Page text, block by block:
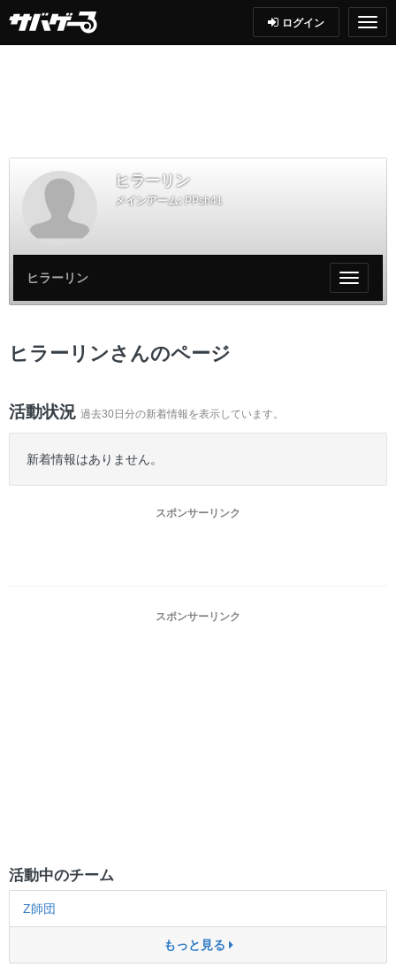
ログイン
ヒラーリン
メインアーム: PPsh41
My
ペ
ヒラーリン
ヒラーリンさんのページ
活動状況 過去30日分の新着情報を表示しています。
新着情報はありません。
スポンサーリンク
スポンサーリンク
活動中のチーム
Z師団
もっと見る